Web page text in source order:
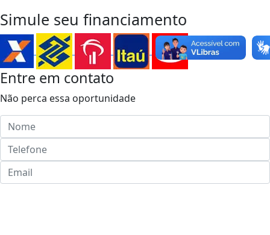
Simule seu financiamento
Entre em contato
Não perca essa oportunidade